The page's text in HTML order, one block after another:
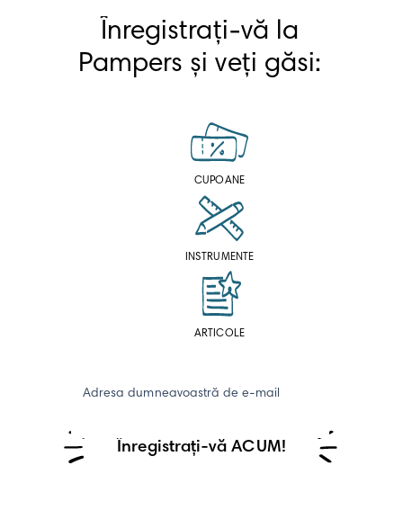
Înregistrați-vă la
Pampers și veți găsi:
CUPOANE
INSTRUMENTE
ARTICOLE
Adresa dumneavoastră de e-mail
Înregistrați-vă ACUM!